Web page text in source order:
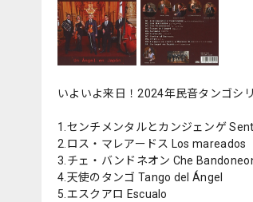
いよいよ来日！2024年民音タンゴシ
1.センチメンタルとカンジェンゲ
2.ロス・マレアードス Los mareados
3.チェ・バンドネオン Che
4.天使のタンゴ Tango del Ángel
5.エスクアロ Escualo